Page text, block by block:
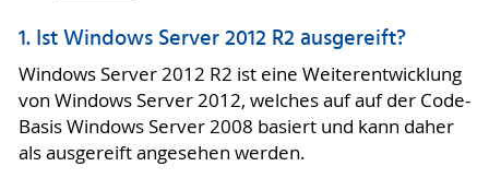
1. Ist Windows Server 2012 R2 ausgereift?
Windows Server 2012 R2 ist eine Weiterentwicklung
von Windows Server 2012, welches auf auf der Code-
Basis Windows Server 2008 basiert und kann daher
als ausgereift angesehen werden.